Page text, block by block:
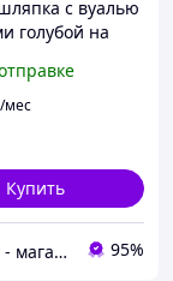
с вуалью
голубой на
/мес
Купить
Інтернет - магазин одягу та взуття Зiрочка 95%